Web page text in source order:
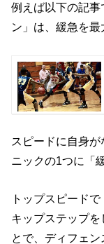
例えば以下の記
ン」は、緩急を最
スピードに自身
ニックの1つに「
トップスピード
キップステップ
とで、ディフェ